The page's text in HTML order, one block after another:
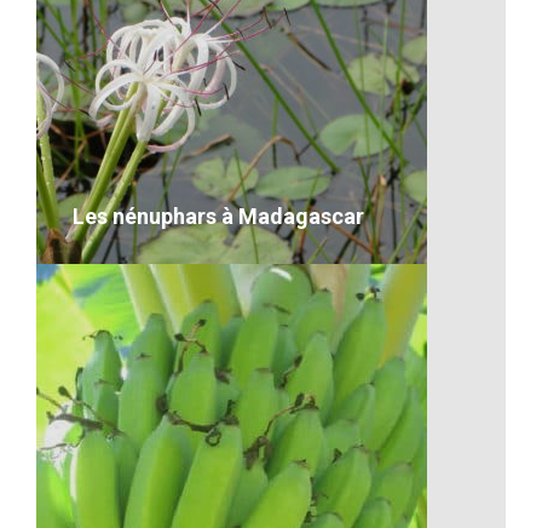
Transport maritime d’une voiture
VOIR LE DÉTAIL
Les nénuphars à Madagascar